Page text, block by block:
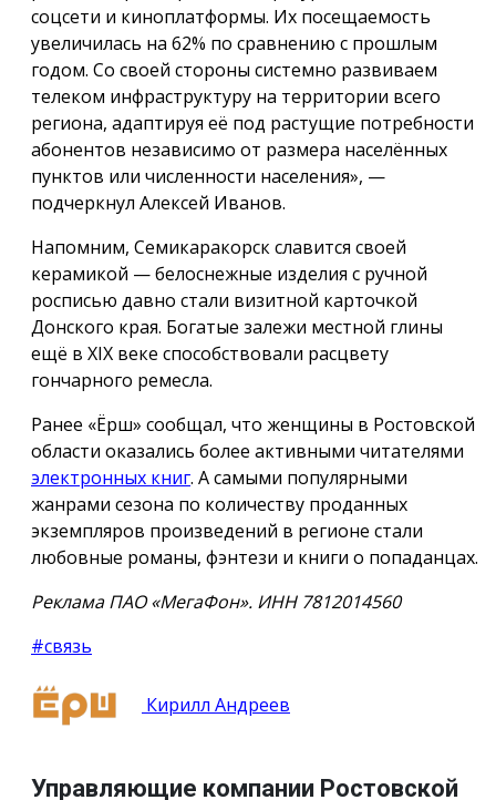
соцсети и киноплатформы. Их посещаемость
увеличилась на 62% по сравнению с прошлым
годом. Со своей стороны системно развиваем
телеком инфраструктуру на территории всего
региона, адаптируя её под растущие потребности
абонентов независимо от размера населённых
пунктов или численности населения», —
подчеркнул Алексей Иванов.
Напомним, Семикаракорск славится своей
керамикой — белоснежные изделия с ручной
росписью давно стали визитной карточкой
Донского края. Богатые залежи местной глины
ещё в XIX веке способствовали расцвету
гончарного ремесла.
Ранее «Ёрш» сообщал, что женщины в Ростовской
области оказались более активными читателями
электронных книг. А самыми популярными
жанрами сезона по количеству проданных
экземпляров произведений в регионе стали
любовные романы, фэнтези и книги о попаданцах.
Реклама ПАО «МегаФон». ИНН 7812014560
#связь
Кирилл Андреев
Управляющие компании Ростовской